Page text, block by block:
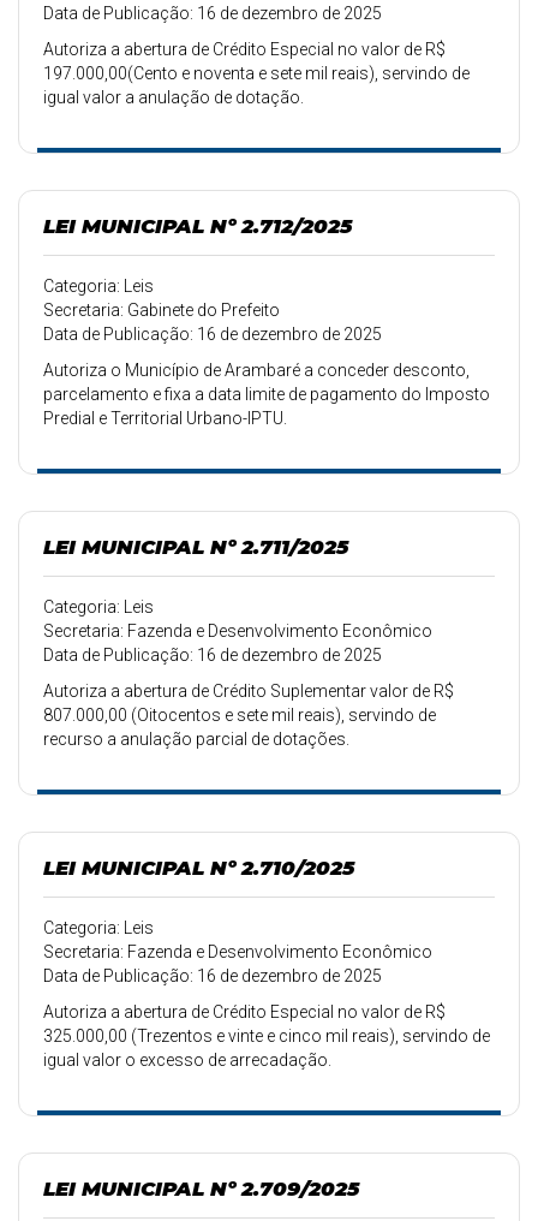
Data de Publicação: 16 de dezembro de 2025
Autoriza a abertura de Crédito Especial no valor de R$
197.000,00(Cento e noventa e sete mil reais), servindo de
igual valor a anulação de dotação.
LEI MUNICIPAL Nº 2.712/2025
Categoria: Leis
Secretaria: Gabinete do Prefeito
Data de Publicação: 16 de dezembro de 2025
Autoriza o Município de Arambaré a conceder desconto,
parcelamento e fixa a data limite de pagamento do Imposto
Predial e Territorial Urbano-IPTU.
LEI MUNICIPAL Nº 2.711/2025
Categoria: Leis
Secretaria: Fazenda e Desenvolvimento Econômico
Data de Publicação: 16 de dezembro de 2025
Autoriza a abertura de Crédito Suplementar valor de R$
807.000,00 (Oitocentos e sete mil reais), servindo de
recurso a anulação parcial de dotações.
LEI MUNICIPAL Nº 2.710/2025
Categoria: Leis
Secretaria: Fazenda e Desenvolvimento Econômico
Data de Publicação: 16 de dezembro de 2025
Autoriza a abertura de Crédito Especial no valor de R$
325.000,00 (Trezentos e vinte e cinco mil reais), servindo de
igual valor o excesso de arrecadação.
LEI MUNICIPAL Nº 2.709/2025